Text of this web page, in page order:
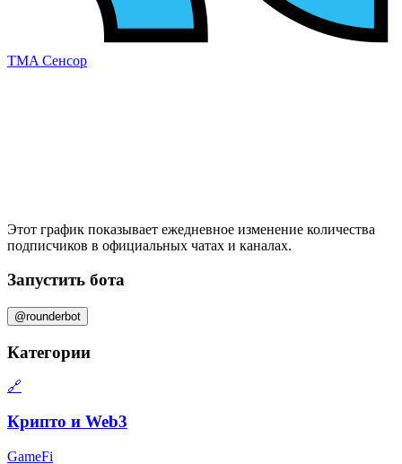
TMA Сенсор
Этот график показывает ежедневное изменение количества
подписчиков в официальных чатах и каналах.
Запустить бота
@rounderbot
Категории
🔗
Крипто и Web3
GameFi